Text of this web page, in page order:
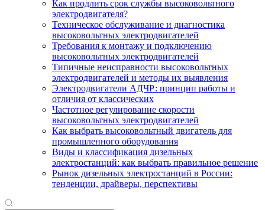
Как продлить срок службы высоковольтного
электродвигателя?
Техническое обслуживание и диагностика
высоковольтных электродвигателей
Требования к монтажу и подключению
высоковольтных электродвигателей
Типичные неисправности высоковольтных
электродвигателей и методы их выявления
Электродвигатели АДЧР: принцип работы и
отличия от классических
Частотное регулирование скорости
высоковольтных электродвигателей
Как выбрать высоковольтный двигатель для
промышленного оборудования
Виды и классификация дизельных
электростанций: как выбрать правильное решение
Рынок дизельных электростанций в России:
тенденции, драйверы, перспективы